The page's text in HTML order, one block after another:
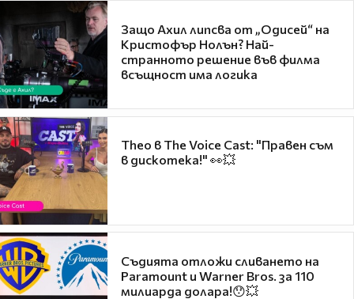
Защо Ахил липсва от „Одисей“ на
Кристофър Нолън? Най-
странното решение във филма
всъщност има логика
Theo в The Voice Cast: "Правен съм
в дискотека!" 👀💥
Съдията отложи сливането на
Paramount и Warner Bros. за 110
милиарда долара!😯💥